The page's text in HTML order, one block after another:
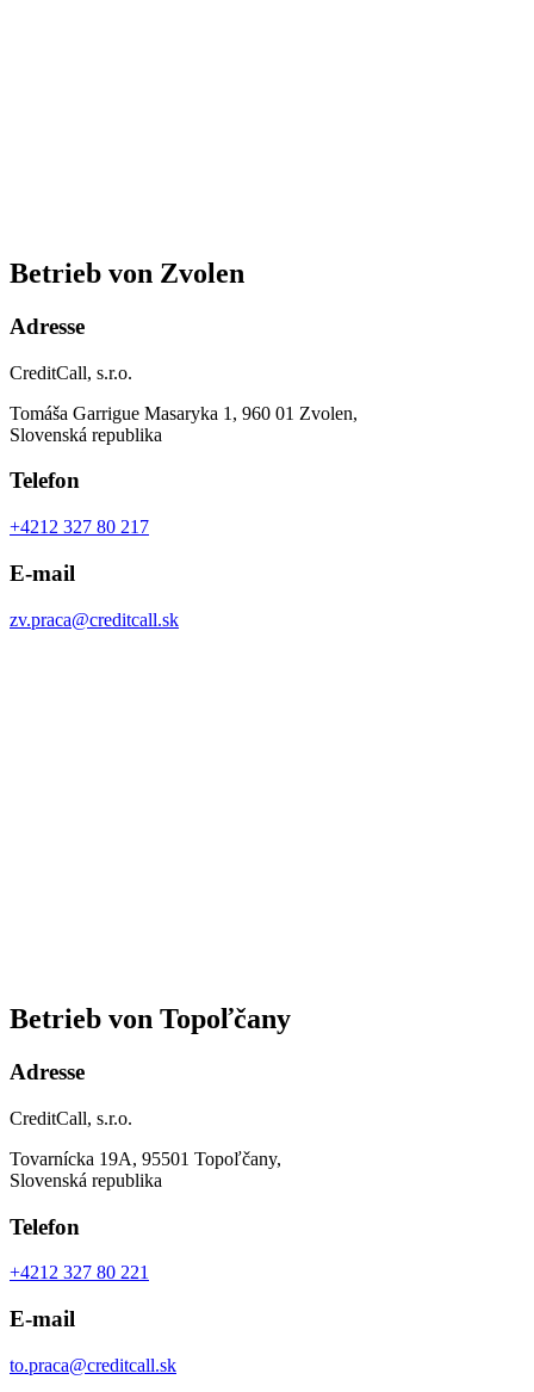
Betrieb von Zvolen
Adresse
CreditCall, s.r.o.
Tomáša Garrigue Masaryka 1, 960 01 Zvolen,
Slovenská republika
Telefon
+4212 327 80 217
E-mail
zv.praca@creditcall.sk
Betrieb von Topoľčany
Adresse
CreditCall, s.r.o.
Tovarnícka 19A, 95501 Topoľčany,
Slovenská republika
Telefon
+4212 327 80 221
E-mail
to.praca@creditcall.sk